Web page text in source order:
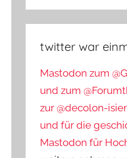
twitter war
Mastodon zum
und zum
zur @decolon-
und für die
Mastodon für